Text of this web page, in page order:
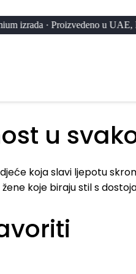
u UAE, Maroku i
u
koja slavi ljepotu
koje biraju stil s